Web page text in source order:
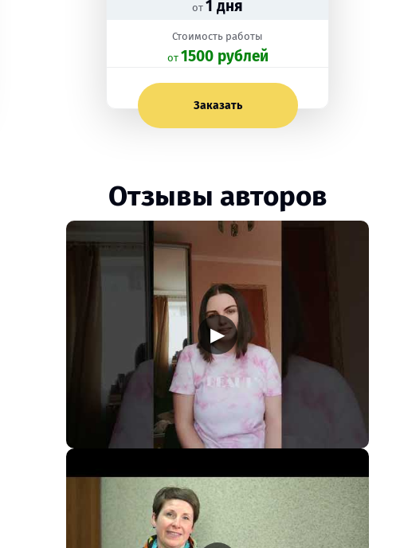
от 1 дня
Стоимость работы
oт 1500 рублей
Заказать
Отзывы авторов
▶